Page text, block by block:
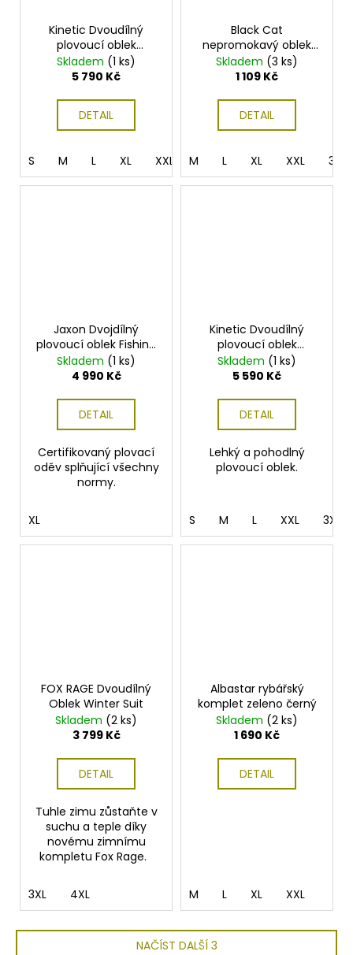
Kinetic Dvoudílný
plovoucí oblek
Guardian Flotation Suit
Olive/Black
Skladem (1 ks)
5 790 Kč
DETAIL
S M L XL XXL
Black Cat
nepromokavý oblek
Slime Combo
Skladem (3 ks)
1 109 Kč
DETAIL
M L XL XXL 3XL
Jaxon Dvojdílný
plovoucí oblek Fishing
Team
Skladem (1 ks)
4 990 Kč
DETAIL
Certifikovaný plovací
oděv splňující všechny
normy.
XL
Kinetic Dvoudílný
plovoucí oblek
Guardian 2pcs
Flotation Suit
Skladem (1 ks)
5 590 Kč
DETAIL
Lehký a pohodlný
plovoucí oblek.
S M L XXL 3XL
FOX RAGE Dvoudílný
Oblek Winter Suit
Skladem (2 ks)
3 799 Kč
DETAIL
Tuhle zimu zůstaňte v
suchu a teple díky
novému zimnímu
kompletu Fox Rage.
3XL 4XL
Albastar rybářský
komplet zeleno černý
Skladem (2 ks)
1 690 Kč
DETAIL
M L XL XXL
NAČÍST DALŠÍ 3